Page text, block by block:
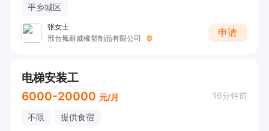
平乡城区
张女士
邢台氟耐威橡塑制品有限公司
申请
电梯安装工
6000-20000 元/月 16分钟前
不限 提供食宿